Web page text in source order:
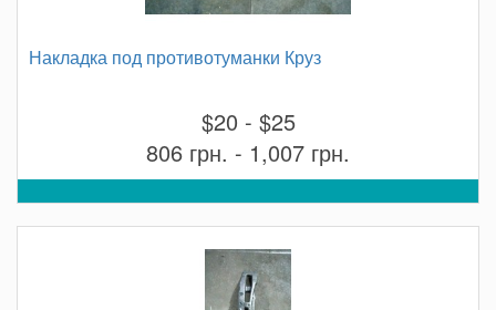
Накладка под противотуманки Круз
$20 - $25
806 грн. - 1,007 грн.